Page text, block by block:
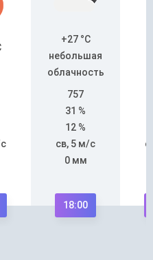
+27 °C
небольшая
облачность
757
31 %
12 %
св, 5 м/с
0 мм
18:00